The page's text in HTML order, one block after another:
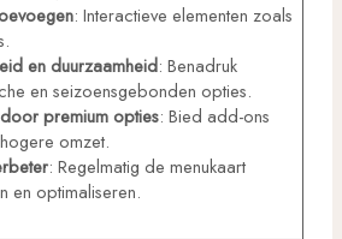
: Interactieve elementen zoals
en duurzaamheid: Benadruk
en seizoensgebonden opties.
premium opties: Bied add-ons
omzet.
: Regelmatig de menukaart
en optimaliseren.